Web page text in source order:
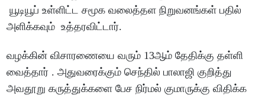
யூடியூப் உள்ளிட்ட சமூக வலைத்தள நிறுவனங்கள் பதில்
அளிக்கவும் உத்தரவிட்டார்.
வழக்கின் விசாரணையை வரும் 13ஆம் தேதிக்கு தள்ளி
வைத்தார் . அதுவரைக்கும் செந்தில் பாலாஜி குறித்து
அவதூறு கருத்துக்களை பேச நிர்மல் குமாருக்கு விதிக்க